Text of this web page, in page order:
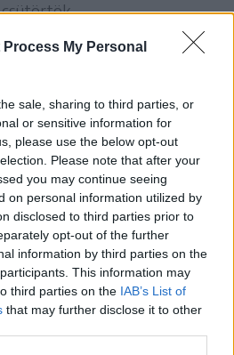
Process My Personal
sale, sharing to third parties, or
or sensitive information for
please use the below opt-out
Please note that after your
you may continue seeing
on personal information utilized by
disclosed to third parties prior to
opt-out of the further
information by third parties on the
This information may
third parties on the IAB’s List of
that may further disclose it to other
csütörtök
először
Theft Auto VI